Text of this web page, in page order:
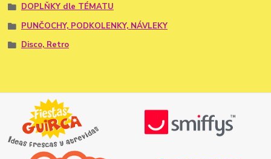
DOPLŇKY dle TÉMATU
PUNČOCHY, PODKOLENKY, NÁVLEKY
Disco, Retro